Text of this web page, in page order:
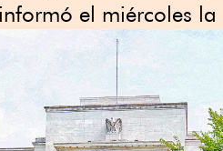
el miércoles la